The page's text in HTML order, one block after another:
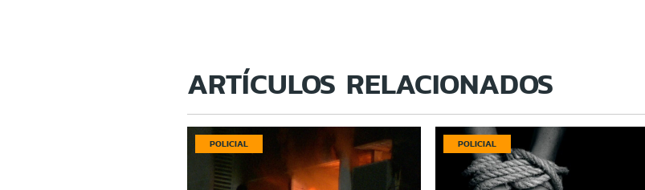
ARTÍCULOS RELACIONADOS
POLICIAL POLICIAL